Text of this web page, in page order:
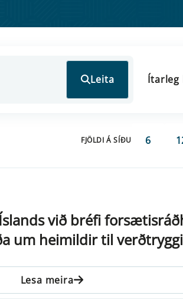
Leita Ítarleg
FJÖLDI Á SÍÐU 6
við bréfi
um heimildir til
Lesa meira